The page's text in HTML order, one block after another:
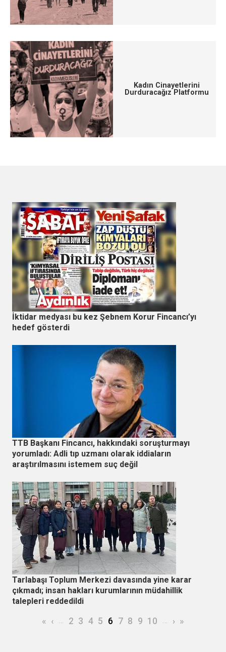
Kadın Cinayetlerini
Durduracağız Platformu
İktidar medyası bu kez Şebnem Korur Fincancı’yı
hedef gösterdi
TTB Başkanı Fincancı, hakkındaki soruşturmayı
yorumladı: Adli tıp uzmanı olarak iddiaların
araştırılmasını istemem suç değil
Tarlabaşı Toplum Merkezi davasında yine karar
çıkmadı; insan hakları kurumlarının müdahillik
talepleri reddedildi
Sayfalamaİlk sayfa
« Önceki sayfa
‹ … Page
2 Page
3 Page
4 Page
5 Şu an kullanılan sayfa
6 Page
7 Page
8 Page
9 Page
10 … Sonraki sayfa
› Son sayfa
»